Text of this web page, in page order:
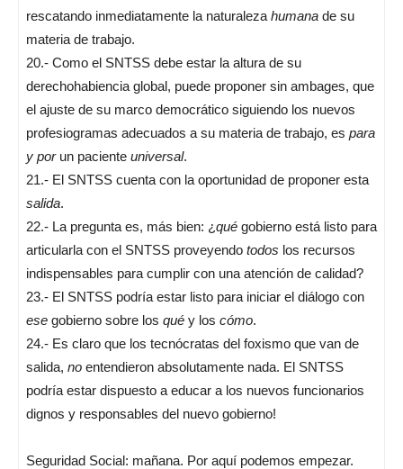
rescatando inmediatamente la naturaleza humana de su
materia de trabajo.
20.- Como el SNTSS debe estar la altura de su
derechohabiencia global, puede proponer sin ambages, que
el ajuste de su marco democrático siguiendo los nuevos
profesiogramas adecuados a su materia de trabajo, es para
y porun paciente universal.
21.- El SNTSS cuenta con la oportunidad de proponer esta
salida.
22.- La pregunta es, más bien: ¿qué gobierno está listo para
articularla con el SNTSS proveyendo todos los recursos
indispensables para cumplir con una atención de calidad?
23.- El SNTSS podría estar listo para iniciar el diálogo con
ese gobierno sobre los qué y los cómo.
24.- Es claro que los tecnócratas del foxismo que van de
salida, no entendieron absolutamente nada. El SNTSS
podría estar dispuesto a educar a los nuevos funcionarios
dignos y responsables del nuevo gobierno!
Seguridad Social: mañana. Por aquí podemos empezar.